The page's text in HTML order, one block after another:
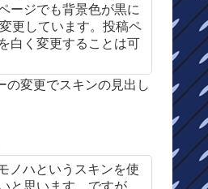
ージでも背景色が黒に
更しています。投稿ペ
白く変更することは可
の変更でスキンの見出し
ノハというスキンを使
と思います。ですが、